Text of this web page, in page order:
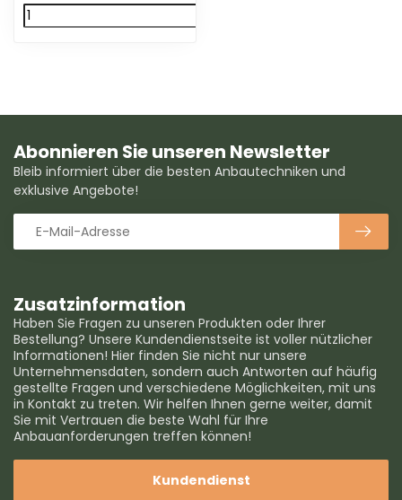
Zusatzinformation
Haben Sie Fragen zu unseren Produkten oder Ihrer
Bestellung? Unsere Kundendienstseite ist voller nützlicher
Informationen! Hier finden Sie nicht nur unsere
Unternehmensdaten, sondern auch Antworten auf häufig
gestellte Fragen und verschiedene Möglichkeiten, mit uns
in Kontakt zu treten. Wir helfen Ihnen gerne weiter, damit
Sie mit Vertrauen die beste Wahl für Ihre
Anbauanforderungen treffen können!
Kundendienst
Abonnieren Sie unseren Newsletter
Bleib informiert über die besten Anbautechniken und
exklusive Angebote!